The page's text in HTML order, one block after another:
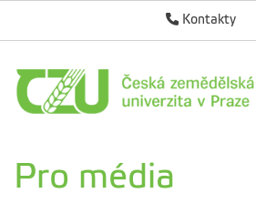
Kontakty
Pro média